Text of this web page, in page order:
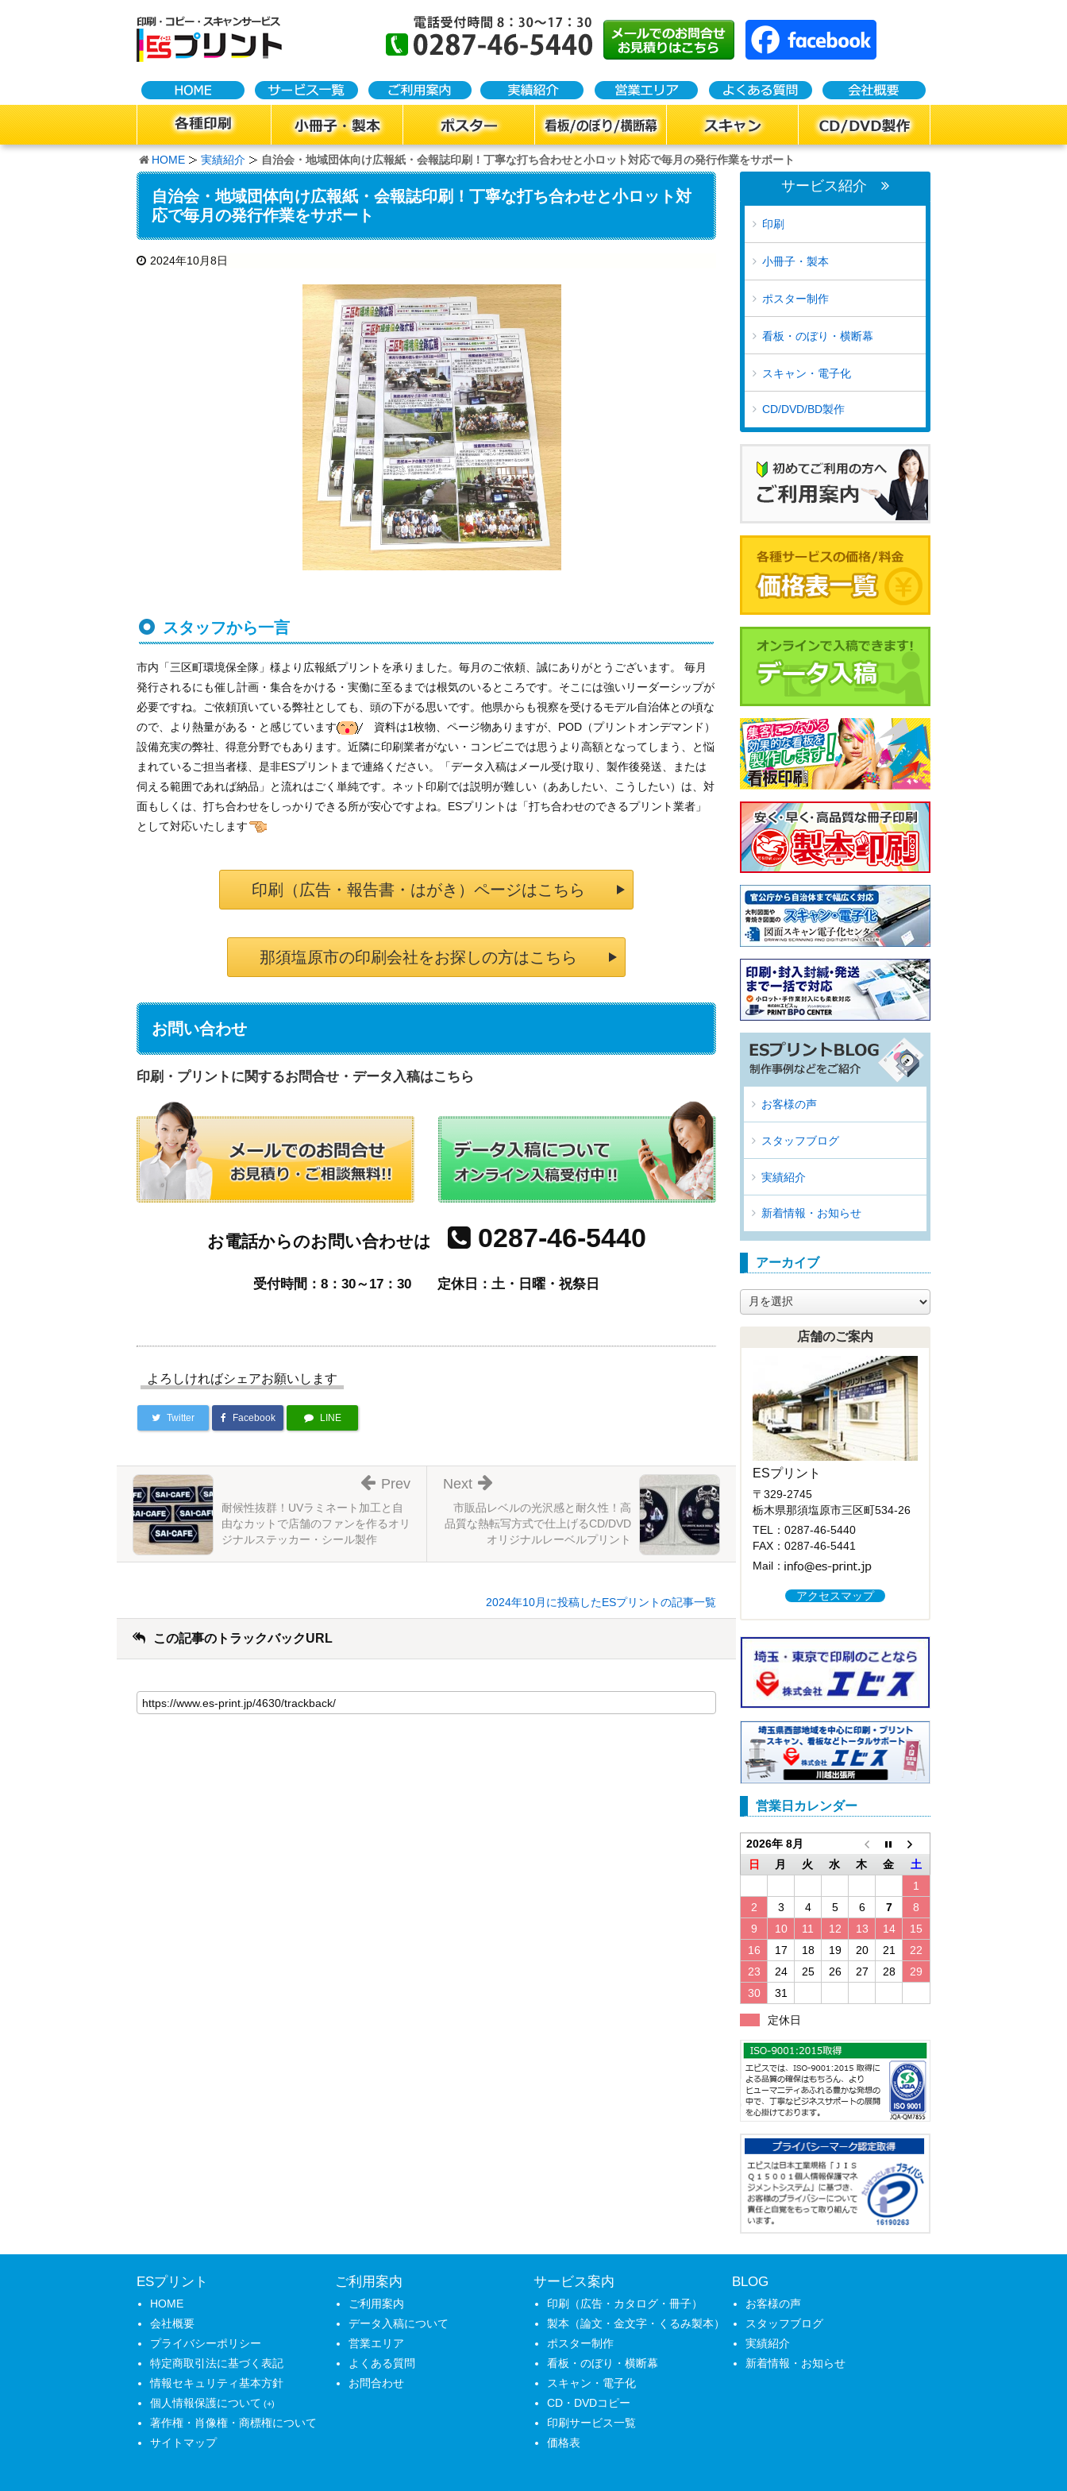
HOME 実績紹介 自治会・地域団体向け広報紙・会報誌印刷！丁寧な打ち合わせと小ロット対応で毎月の発行作業をサポート
自治会・地域団体向け広報紙・会報誌印刷！丁寧な打ち合わせと小ロット対
応で毎月の発行作業をサポート
2024年10月8日
スタッフから一言
市内「三区町環境保全隊」様より広報紙プリントを承りました。毎月のご依頼、誠にありがとうございます。 毎月
発行されるにも催し計画・集合をかける・実働に至るまでは根気のいるところです。そこには強いリーダーシップが
必要ですね。ご依頼頂いている弊社としても、頭の下がる思いです。他県からも視察を受けるモデル自治体との頃な
ので、より熱量がある・と感じています
資料は1枚物、ページ物ありますが、POD（プリントオンデマンド）
設備充実の弊社、得意分野でもあります。近隣に印刷業者がない・コンビニでは思うより高額となってしまう、と悩
まれているご担当者様、是非ESプリントまで連絡ください。「データ入稿はメール受け取り、製作後発送、または
伺える範囲であれば納品」と流れはごく単純です。ネット印刷では説明が難しい（ああしたい、こうしたい）は、対
面もしくは、打ち合わせをしっかりできる所が安心ですよね。ESプリントは「打ち合わせのできるプリント業者」
として対応いたします
印刷（広告・報告書・はがき）ページはこちら
那須塩原市の印刷会社をお探しの方はこちら
お問い合わせ
印刷・プリントに関するお問合せ・データ入稿はこちら
お電話からのお問い合わせは 0287-46-5440
受付時間：8：30～17：30 定休日：土・日曜・祝祭日
よろしければシェアお願いします
Twitter Facebook LINE
市販品レベルの光沢感と耐久性！高
品質な熱転写方式で仕上げるCD/DVD
オリジナルレーベルプリント
Next
耐候性抜群！UVラミネート加工と自
由なカットで店舗のファンを作るオリ
ジナルステッカー・シール製作
Prev
2024年10月に投稿したESプリントの記事一覧
この記事のトラックバックURL
サービス紹介
印刷
小冊子・製本
ポスター制作
看板・のぼり・横断幕
スキャン・電子化
CD/DVD/BD製作
お客様の声
スタッフブログ
実績紹介
新着情報・お知らせ
アーカイブ
ー
カ
店舗のご案内
ESプリント
〒329-2745
栃木県那須塩原市三区町534-26
TEL： 0287-46-5440
FAX：0287-46-5441
Mail：
アクセスマップ
営業日カレンダー
2026年 8月
日
月 火 水 木 金
土
1
2
3 4 5 6 7
8
9
10 11 12 13 14
15
16
17 18 19 20 21
22
23
24 25 26 27 28
29
30
31
定休日
ESプリント
HOME
会社概要
プライバシーポリシー
特定商取引法に基づく表記
情報セキュリティ基本方針
個人情報保護について
著作権・肖像権・商標権について
サイトマップ
ご利用案内
ご利用案内
データ入稿について
営業エリア
よくある質問
お問合わせ
サービス案内
印刷（広告・カタログ・冊子）
製本（論文・金文字・くるみ製本）
ポスター制作
看板・のぼり・横断幕
スキャン・電子化
CD・DVDコピー
印刷サービス一覧
価格表
BLOG
お客様の声
スタッフブログ
実績紹介
新着情報・お知らせ